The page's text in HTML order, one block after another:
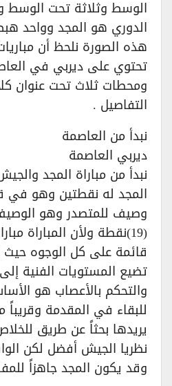
الوسط وثلاثة تحت الوسط
الدوري هو المجد وواحد
هذه الصورة نلحظ أن
تحتوي على ديربي في
ومحطات ثلاث تحت عنوان
التفاصيل .
نبدأ من العاصمة
ديربي العاصمة
نبدأ من مباراة المجد
المجد له نقطتين وهو في
وصيف للمتصدر وهو
(19)نقطة ولأن المباراة
قائمة على كل الوجوه حيث
تضيع المستويات الفنية
والتحكم بالأعصاب هو
للبقاء في المقدمة وقريباً
يريدها بحثاً عن طريق
نظريا الجيش أفضل لكن
وقد يكون المجد جاهزاً